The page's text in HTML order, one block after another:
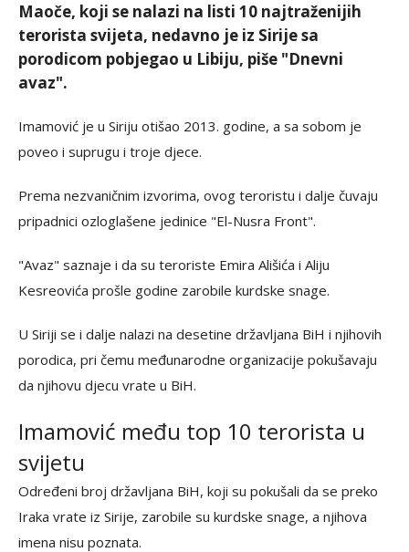
Maoče, koji se nalazi na listi 10 najtraženijih
terorista svijeta, nedavno je iz Sirije sa
porodicom pobjegao u Libiju, piše "Dnevni
avaz".
Imamović je u Siriju otišao 2013. godine, a sa sobom je
poveo i suprugu i troje djece.
Prema nezvaničnim izvorima, ovog teroristu i dalje čuvaju
pripadnici ozloglašene jedinice "El-Nusra Front".
"Avaz" saznaje i da su teroriste Emira Ališića i Aliju
Kesreovića prošle godine zarobile kurdske snage.
U Siriji se i dalje nalazi na desetine državljana BiH i njihovih
porodica, pri čemu međunarodne organizacije pokušavaju
da njihovu djecu vrate u BiH.
Imamović među top 10 terorista u
svijetu
Određeni broj državljana BiH, koji su pokušali da se preko
Iraka vrate iz Sirije, zarobile su kurdske snage, a njihova
imena nisu poznata.